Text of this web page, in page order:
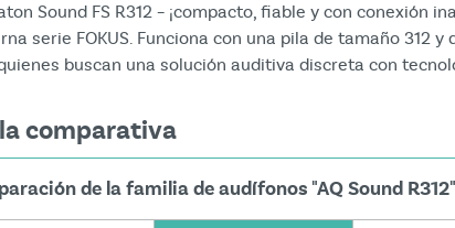
Sound FS R312 – ¡compacto, fiable y con conexión
serie FOKUS. Funciona con una pila de tamaño 312
buscan una solución auditiva discreta con
comparativa
de la familia de audífonos "AQ Sound R312"